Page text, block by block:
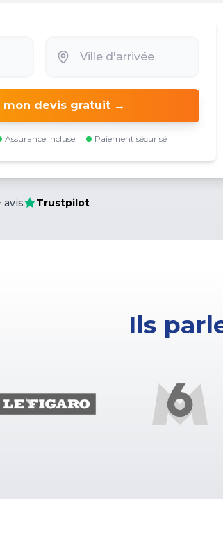
mon devis gratuit →
Assurance incluse Paiement sécurisé
avis Trustpilot
Ils